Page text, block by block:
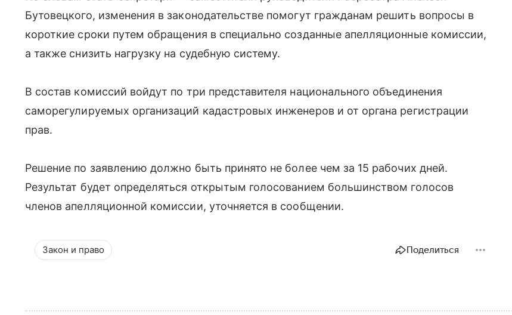
Бутовецкого, изменения в законодательстве помогут гражданам решить вопросы в
короткие сроки путем обращения в специально созданные апелляционные комиссии,
а также снизить нагрузку на судебную систему.
В состав комиссий войдут по три представителя национального объединения
саморегулируемых организаций кадастровых инженеров и от органа регистрации
прав.
Решение по заявлению должно быть принято не более чем за 15 рабочих дней.
Результат будет определяться открытым голосованием большинством голосов
членов апелляционной комиссии, уточняется в сообщении.
Закон и право Поделиться